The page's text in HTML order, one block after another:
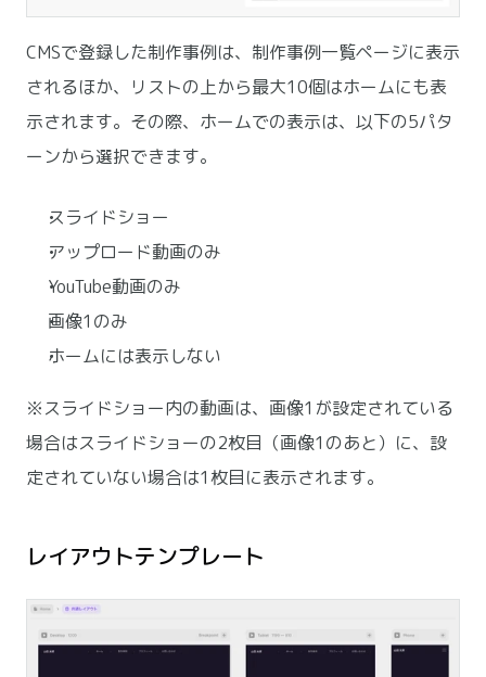
CMSで登録した制作事例は、制作事例一覧ページに表示
されるほか、リストの上から最大10個はホームにも表
示されます。その際、ホームでの表示は、以下の5パタ
ーンから選択できます。
スライドショー
アップロード動画のみ
YouTube動画のみ
画像1のみ
ホームには表示しない
※スライドショー内の動画は、画像1が設定されている
場合はスライドショーの2枚目（画像1のあと）に、設
定されていない場合は1枚目に表示されます。
レイアウトテンプレート